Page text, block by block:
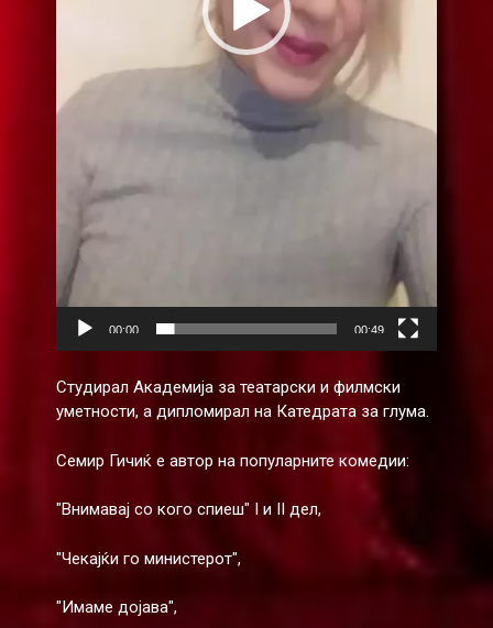
00:00 00:49
Студирал Академија за театарски и филмски
уметности, а дипломирал на Катедрата за глума.
Семир Гичиќ е автор на популарните комедии:
"Внимавај со кого спиеш" I и II дел,
"Чекајќи го министерот",
"Имаме дојава",